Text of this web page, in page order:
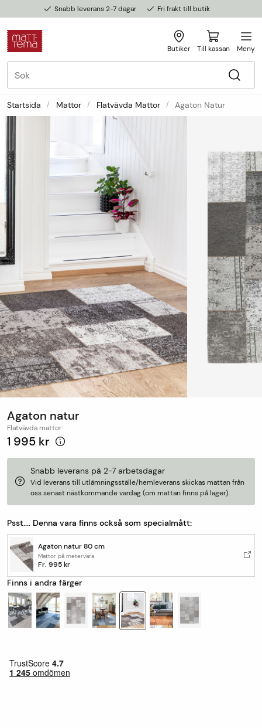
Snabb leverans 2-7 dagar Fri frakt till butik
Butiker Till kassan Meny
Startsida Mattor Flatvävda Mattor Agaton Natur
Agaton natur
Flatvävda mattor
1 995 kr
Snabb leverans på 2-7 arbetsdagar
Vid leverans till utlämningsställe/hemleverans skickas mattan från
oss senast nästkommande vardag (om mattan finns på lager).
Psst.... Denna vara finns också som specialmått:
Agaton natur 80 cm
Mattor på metervara
Fr. 995 kr
Finns i andra färger